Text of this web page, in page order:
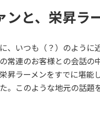
ンと、栄昇ラ
、いつも（？）のように
常連のお客様との会話
昇ラーメンをすでに堪能
。このような地元の話題